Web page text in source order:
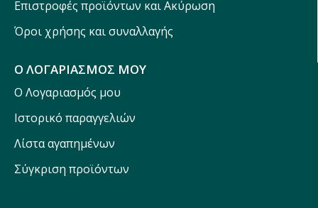
Επιστροφές προϊόντων και Ακύρωση
Όροι χρήσης και συναλλαγής
Ο ΛΟΓΑΡΙΑΣΜΟΣ ΜΟΥ
Ο Λογαριασμός μου
Ιστορικό παραγγελιών
Λίστα αγαπημένων
Σύγκριση προϊόντων